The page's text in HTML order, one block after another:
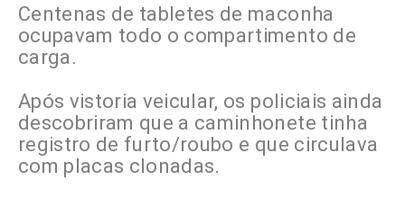
Centenas de tabletes de maconha
ocupavam todo o compartimento de
carga.
Após vistoria veicular, os policiais ainda
descobriram que a caminhonete tinha
registro de furto/roubo e que circulava
com placas clonadas.